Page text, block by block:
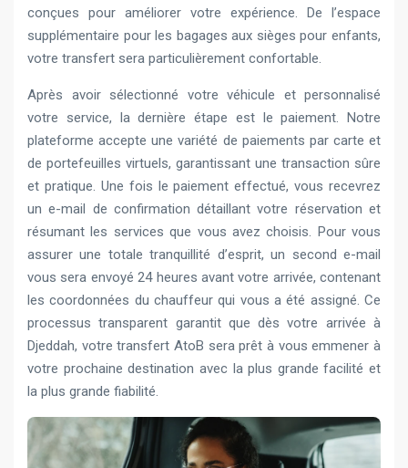
conçues pour améliorer votre expérience. De l’espace
supplémentaire pour les bagages aux sièges pour enfants,
votre transfert sera particulièrement confortable.
Après avoir sélectionné votre véhicule et personnalisé
votre service, la dernière étape est le paiement. Notre
plateforme accepte une variété de paiements par carte et
de portefeuilles virtuels, garantissant une transaction sûre
et pratique. Une fois le paiement effectué, vous recevrez
un e-mail de confirmation détaillant votre réservation et
résumant les services que vous avez choisis. Pour vous
assurer une totale tranquillité d’esprit, un second e-mail
vous sera envoyé 24 heures avant votre arrivée, contenant
les coordonnées du chauffeur qui vous a été assigné. Ce
processus transparent garantit que dès votre arrivée à
Djeddah, votre transfert AtoB sera prêt à vous emmener à
votre prochaine destination avec la plus grande facilité et
la plus grande fiabilité.